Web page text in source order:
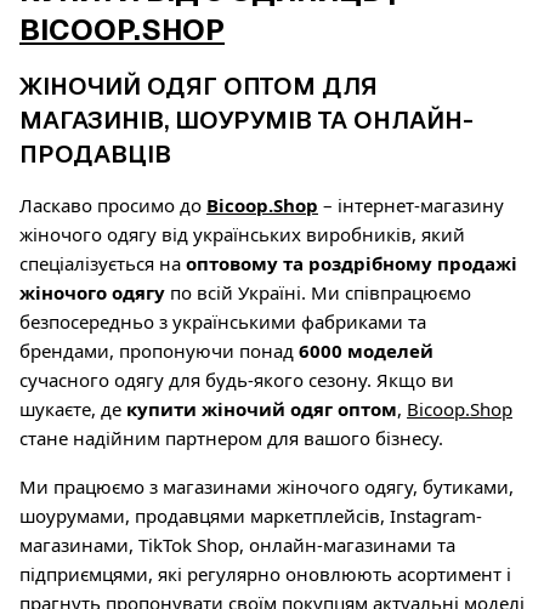
BICOOP.SHOP
ЖІНОЧИЙ ОДЯГ ОПТОМ ДЛЯ
МАГАЗИНІВ, ШОУРУМІВ ТА ОНЛАЙН-
ПРОДАВЦІВ
Ласкаво просимо до Bicoop.Shop – інтернет-магазину
жіночого одягу від українських виробників, який
спеціалізується на оптовому та роздрібному продажі
жіночого одягу по всій Україні. Ми співпрацюємо
безпосередньо з українськими фабриками та
брендами, пропонуючи понад 6000 моделей
сучасного одягу для будь-якого сезону. Якщо ви
шукаєте, де купити жіночий одяг оптом, Bicoop.Shop
стане надійним партнером для вашого бізнесу.
Ми працюємо з магазинами жіночого одягу, бутиками,
шоурумами, продавцями маркетплейсів, Instagram-
магазинами, TikTok Shop, онлайн-магазинами та
підприємцями, які регулярно оновлюють асортимент і
прагнуть пропонувати своїм покупцям актуальні моделі